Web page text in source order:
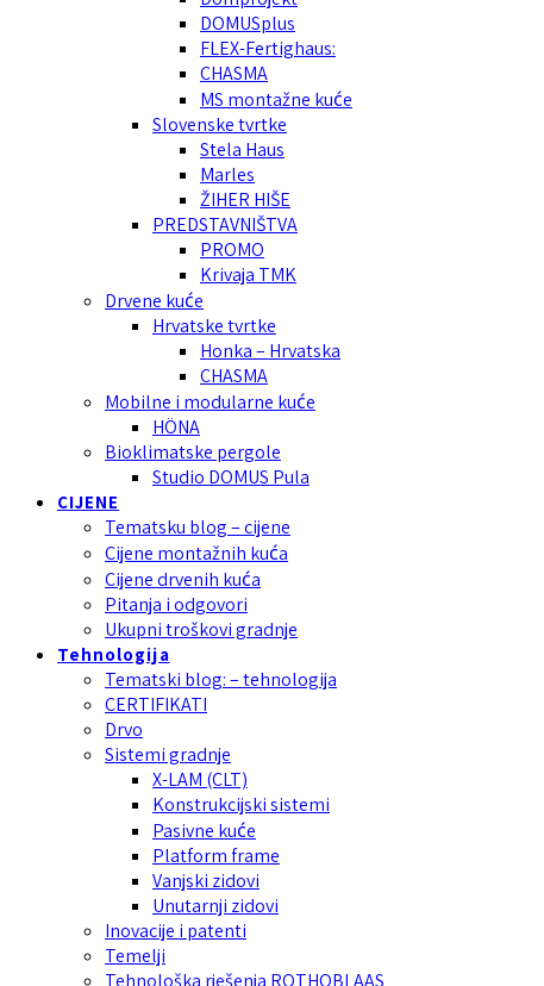
DOMUSplus
FLEX-Fertighaus:
CHASMA
MS montažne kuće
Slovenske tvrtke
Stela Haus
Marles
ŽIHER HIŠE
PREDSTAVNIŠTVA
PROMO
Krivaja TMK
Drvene kuće
Hrvatske tvrtke
Honka – Hrvatska
CHASMA
Mobilne i modularne kuće
HÖNA
Bioklimatske pergole
Studio DOMUS Pula
CIJENE
Tematsku blog – cijene
Cijene montažnih kuća
Cijene drvenih kuća
Pitanja i odgovori
Ukupni troškovi gradnje
Tehnologija
Tematski blog: – tehnologija
CERTIFIKATI
Drvo
Sistemi gradnje
X-LAM (CLT)
Konstrukcijski sistemi
Pasivne kuće
Platform frame
Vanjski zidovi
Unutarnji zidovi
Inovacije i patenti
Temelji
Tehnološka rješenja ROTHOBLAAS